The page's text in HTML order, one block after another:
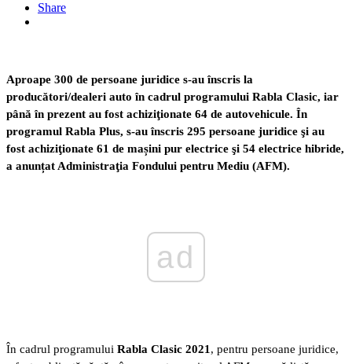
Share
Aproape 300 de persoane juridice s-au înscris la
producători/dealeri auto în cadrul programului Rabla Clasic, iar
până în prezent au fost achiziţionate 64 de autovehicule. În
programul Rabla Plus, s-au înscris 295 persoane juridice şi au
fost achiziţionate 61 de mașini pur electrice şi 54 electrice hibride,
a anunțat Administraţia Fondului pentru Mediu (AFM).
ad
În cadrul programului Rabla Clasic 2021 , pentru persoane juridice,